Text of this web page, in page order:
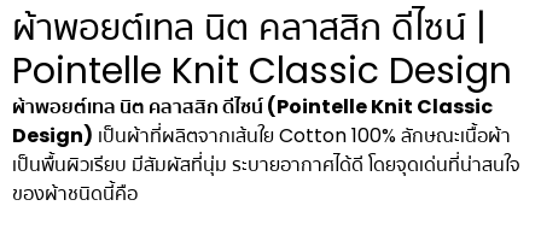
ผ้าพอยต์เทล นิต คลาสสิก ดีไซน์ |
Pointelle Knit Classic Design
ผ้าพอยต์เทล นิต คลาสสิก ดีไซน์ (Pointelle Knit Classic
Design) เป็นผ้าที่ผลิตจากเส้นใย Cotton 100% ลักษณะเนื้อผ้า
เป็นพื้นผิวเรียบ มีสัมผัสที่นุ่ม ระบายอากาศได้ดี โดยจุดเด่นที่น่าสนใจ
ของผ้าชนิดนี้คือ